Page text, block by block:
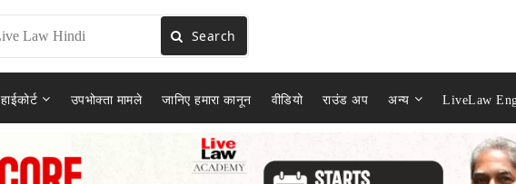
Search
हाईकोर्ट उपभोक्ता मामले जानिए हमारा कानून वीडियो राउंड अप अन्य LiveLaw